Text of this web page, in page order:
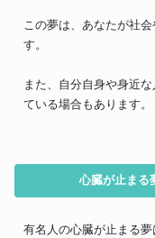
この夢は、あなたが社
す。
また、自分自身や身近
ている場合もあります。
心臓が止まる
有名人の心臓が止まる